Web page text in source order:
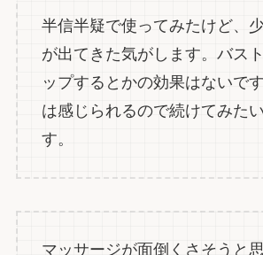
半信半疑で使ってみたけど、
が出てきた気がします。バス
ップするとかの効果はないで
は感じられるので続けてみた
す。
マッサージが面倒くさそうと